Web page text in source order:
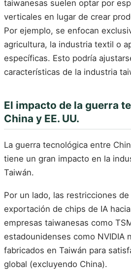
taiwanesas suelen optar por
verticales en lugar de crear
Por ejemplo, se enfocan
agricultura, la industria textil o
específicas. Esto podría
características de la industria
El impacto de la guerra
China y EE. UU.
La guerra tecnológica entre
tiene un gran impacto en la
Taiwán.
Por un lado, las restricciones de
exportación de chips de IA
empresas taiwanesas como
estadounidenses como NVIDIA
fabricados en Taiwán para
global (excluyendo China).